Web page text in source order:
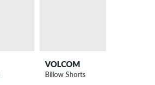
VOLCOM
Billow Shorts